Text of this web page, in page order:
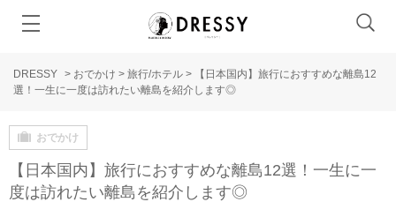
DRESSY > おでかけ > 旅行/ホテル >
【日本国内】旅行におすすめな離島12
選！一生に一度は訪れたい離島を紹介します◎
おでかけ
【日本国内】旅行におすすめな離島12選！一生に一
度は訪れたい離島を紹介します◎